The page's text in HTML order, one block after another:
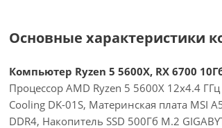
Основные характеристики
Компьютер Ryzen 5 5600X, RX 6700
Процессор AMD Ryzen 5 5600X 12x4.4
Cooling DK-01S, Материнская плата MSI
DDR4, Накопитель SSD 500Гб M.2